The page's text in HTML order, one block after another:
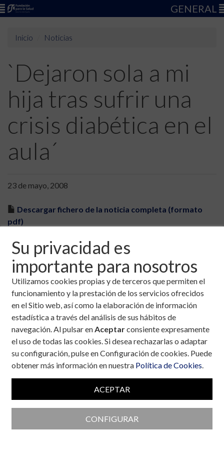
Su privacidad es
importante para nosotros
Utilizamos cookies propias y de terceros que permiten el
funcionamiento y la prestación de los servicios ofrecidos
en el Sitio web, así como la elaboración de información
estadística a través del análisis de sus hábitos de
navegación. Al pulsar enAceptarconsiente expresamente
el uso de todas las cookies. Si desea rechazarlas o adaptar
su configuración, pulse en Configuración de cookies. Puede
obtener más información en nuestra Política de Cookies.
ACEPTAR
CONFIGURAR
GENERAL
Inicio Noticias
`Dejaron sola a mi
hija tras sufrir una
crisis diabética en el
aula´
23 de mayo, 2008
Descargar fichero de la noticia completa (formato
pdf)
Colaboran con la Fundación